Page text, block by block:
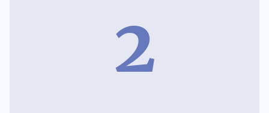
2